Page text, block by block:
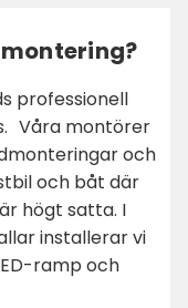
professionell
Våra montörer
och
och båt där
högt satta. I
installerar vi
ramp och